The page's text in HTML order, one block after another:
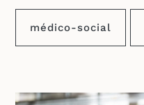
médico-social